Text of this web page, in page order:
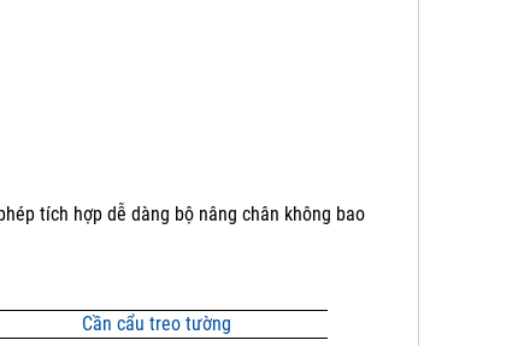
tích hợp dễ dàng bộ nâng chân không bao